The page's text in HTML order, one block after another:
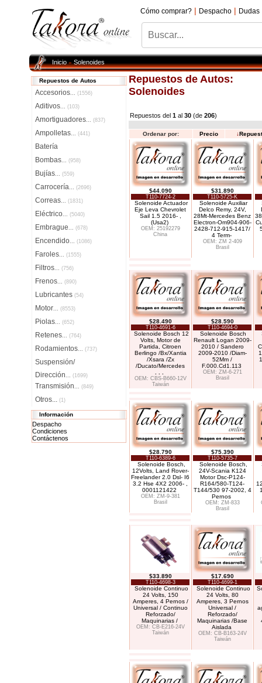
Cómo comprar? | Despacho | Dudas
Inicio»Solenoides
Repuestos de Autos
Accesorios... (1556)
Aditivos... (103)
Amortiguadores... (837)
Ampolletas... (441)
Batería
Bombas... (958)
Bujías... (559)
Carrocería... (2696)
Correas... (1831)
Eléctrico... (5040)
Embrague... (678)
Encendido... (1086)
Faroles... (1555)
Filtros... (756)
Frenos... (890)
Lubricantes (54)
Motor... (8553)
Piolas... (652)
Retenes... (764)
Rodamientos... (737)
Suspensión/
Dirección... (1699)
Transmisión... (849)
Otros... (1)
Información
Despacho
Condiciones
Contáctenos
Repuestos de Autos:
Solenoides
Repuestos del 1 al 30 (de 206)
Ordenar por: Precio ↓
$44.090
T110-7724-2
Solenoide Actuador
Eje Leva Chevrolet
Sail 1.5 2016- ,
(Usa2)
OEM: 25192279
China
$31.890
T110-5725-K
Solenoide Auxiliar
Delco Remy, 24V,
28Mt-Mercedes Benz
Electron-Om904-906-
2428-712-915-1417/
4 Term-
OEM: ZM 2-409
Brasil
$28.490
T110-4691-6
Solenoide Bosch 12
Volts, Motor de
Partida, Citroen
Berlingo /Bx/Xantia
/Xsara /Zx
/Ducato/Mercedes
OEM: CBS-B660-12V
Taiwán
$28.590
T110-4694-0
Solenoide Bosch
Renault Logan 2009-
2010 / Sandero
2009-2010 /Diam-
52Mm /
F.000.Cd1.113
OEM: ZM-6-271
Brasil
$28.790
T110-6389-6
Solenoide Bosch,
12Volts, Land Rover-
Freelander 2.0 Dsl- I6
3.2 Hse 4X2 2006- ,
0001121422
OEM: ZM-9-381
Brasil
$75.390
T110-5735-7
Solenoide Bosch,
24V-Scania K124
Motor Dsc-P124-
R164/580-T124-
T144/530 97-2002, 4
Pernos
OEM: ZM-833
Brasil
$33.890
T110-4698-3
Solenoide Continuo
24 Volts, 150
Amperes, 4 Pernos /
Universal / Continuo
Reforzado/
Maquinarias /
OEM: CB-E216-24V
Taiwán
$17.690
T110-4699-1
Solenoide Continuo
24 Volts, 80
Amperes, 3 Pernos
Universal /
Reforzado/
Maquinarias /Base
Aislada
OEM: CB-B163-24V
Taiwán